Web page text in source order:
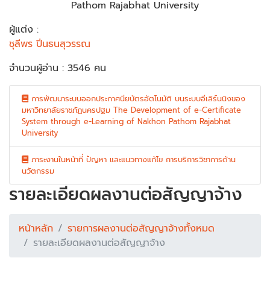
Pathom Rajabhat University
ผู้แต่ง :
ชุลีพร ปิ่นธนสุวรรณ
จำนวนผู้อ่าน : 3546 คน
การพัฒนาระบบออกประกาศนียบัตรอัตโนมัติ บนระบบอีเลิร์นนิงของ
มหาวิทยาลัยราชภัฏนครปฐม The Development of e-Certificate
System through e-Learning of Nakhon Pathom Rajabhat
University
ภาระงานในหน้าที่ ปัญหา และแนวทางแก้ไข การบริการวิชาการด้าน
นวัตกรรม
รายละเอียดผลงานต่อสัญญาจ้าง
หน้าหลัก
รายการผลงานต่อสัญญาจ้างทั้งหมด
รายละเอียดผลงานต่อสัญญาจ้าง